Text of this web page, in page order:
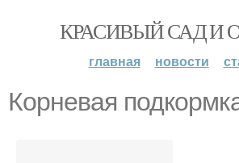
КРАСИВЫЙ САД И
главная новости
Корневая